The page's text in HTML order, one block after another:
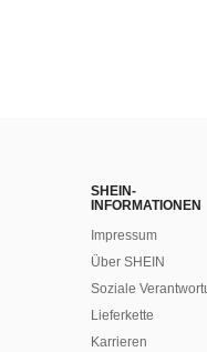
SHEIN-
INFORMATIONEN
Impressum
Über SHEIN
Soziale
Lieferkette
Karrieren